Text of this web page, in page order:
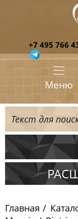
+7 495 766
Меню
Испания
Китай
Главная